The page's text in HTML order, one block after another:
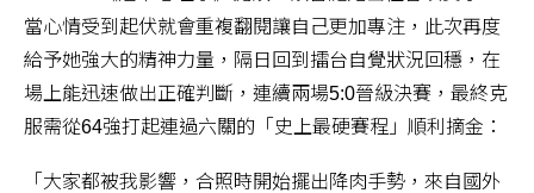
當心情受到起伏就會重複翻閱讓自己更加專注，此次再度
給予她強大的精神力量，隔日回到擂台自覺狀況回穩，在
場上能迅速做出正確判斷，連續兩場5:0晉級決賽，最終克
服需從64強打起連過六關的「史上最硬賽程」順利摘金：
「大家都被我影響，合照時開始擺出降肉手勢，來自國外